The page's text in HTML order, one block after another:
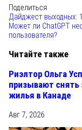
Поделиться
Дайджест выходных:
Может ли ChatGPT
пользователя?
Читайте также
Риэлтор Ольга
призывают снять
жилья в Канаде
Авг 7, 2026